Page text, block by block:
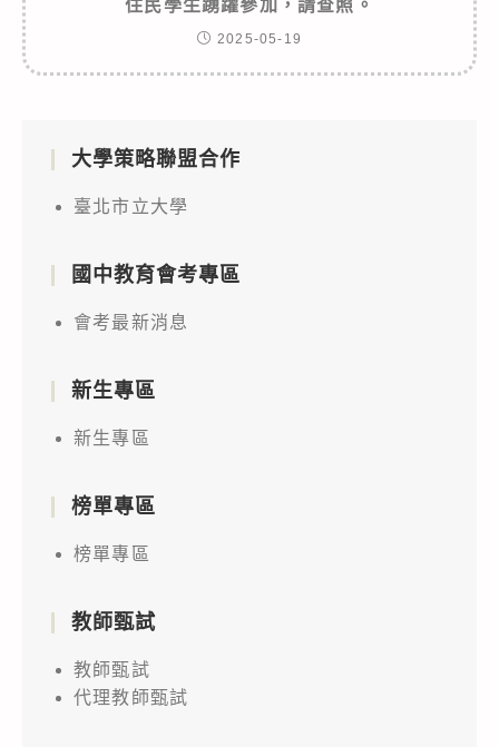
住民學生踴躍參加，請查照。
2025-05-19
大學策略聯盟合作
臺北市立大學
國中教育會考專區
會考最新消息
新生專區
新生專區
榜單專區
榜單專區
教師甄試
教師甄試
代理教師甄試